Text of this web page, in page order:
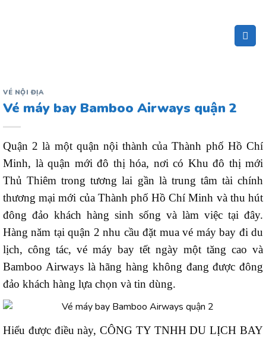
VÉ NỘI ĐỊA
Vé máy bay Bamboo Airways quận 2
Quận 2 là một quận nội thành của Thành phố Hồ Chí
Minh, là quận mới đô thị hóa, nơi có Khu đô thị mới
Thủ Thiêm trong tương lai gần là trung tâm tài chính
thương mại mới của Thành phố Hồ Chí Minh và thu hút
đông đảo khách hàng sinh sống và làm việc tại đây.
Hàng năm tại quận 2 nhu cầu đặt mua vé máy bay đi du
lịch, công tác, vé máy bay tết ngày một tăng cao và
Bamboo Airways là hãng hàng không đang được đông
đảo khách hàng lựa chọn và tin dùng.
Hiểu được điều này, CÔNG TY TNHH DU LỊCH BAY